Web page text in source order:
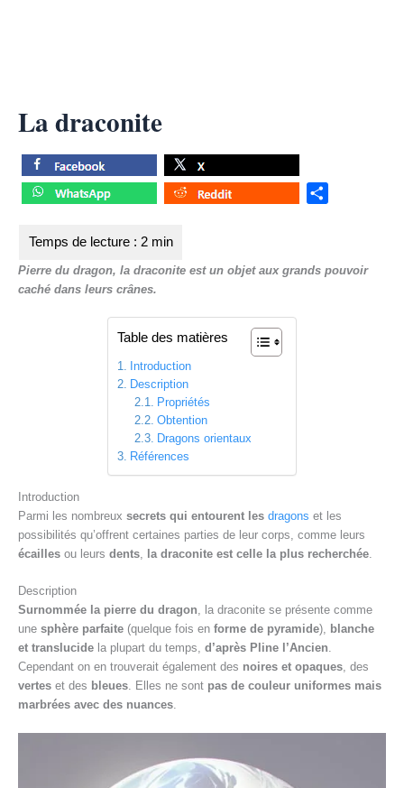
La draconite
e
Pierre du dragon, la draconite est un objet aux grands pouvoir
caché dans leurs crânes.
Table des matières
Introduction
Description
Propriétés
Obtention
Dragons orientaux
Références
Introduction
Parmi les nombreux secrets qui entourent les dragons et les
possibilités qu’offrent certaines parties de leur corps, comme leurs
écailles ou leurs dents la draconite est celle la plus recherchée
Description
Surnommée la pierre du dragon, la draconite se présente comme
une sphère parfaite (quelque fois en forme de pyramide), blanche
et translucide la plupart du temps, d’après Pline l’Ancien.
Cependant on en trouverait également des noires et opaques, des
vertes et des bleues. Elles ne sont pas de couleur uniformes mais
marbrées avec des nuances.